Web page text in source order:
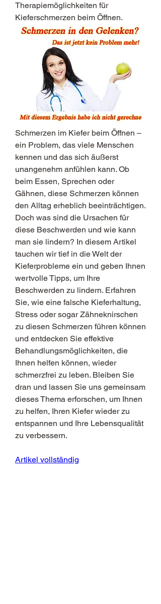
Therapiemöglichkeiten für
Kieferschmerzen beim Öffnen.
Schmerzen im Kiefer beim Öffnen –
ein Problem, das viele Menschen
kennen und das sich äußerst
unangenehm anfühlen kann. Ob
beim Essen, Sprechen oder
Gähnen, diese Schmerzen können
den Alltag erheblich beeinträchtigen.
Doch was sind die Ursachen für
diese Beschwerden und wie kann
man sie lindern? In diesem Artikel
tauchen wir tief in die Welt der
Kieferprobleme ein und geben Ihnen
wertvolle Tipps, um Ihre
Beschwerden zu lindern. Erfahren
Sie, wie eine falsche Kieferhaltung,
Stress oder sogar Zähneknirschen
zu diesen Schmerzen führen können
und entdecken Sie effektive
Behandlungsmöglichkeiten, die
Ihnen helfen können, wieder
schmerzfrei zu leben. Bleiben Sie
dran und lassen Sie uns gemeinsam
dieses Thema erforschen, um Ihnen
zu helfen, Ihren Kiefer wieder zu
entspannen und Ihre Lebensqualität
zu verbessern.
Artikel vollständig